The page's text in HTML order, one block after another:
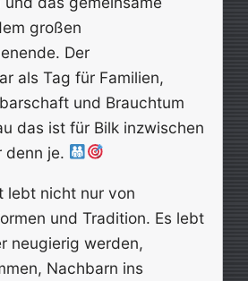
großen
Der
als Tag für Familien,
und Brauchtum
das ist für Bilk inzwischen
denn je.
lebt nicht nur von
und Tradition. Es lebt
neugierig werden,
Nachbarn ins